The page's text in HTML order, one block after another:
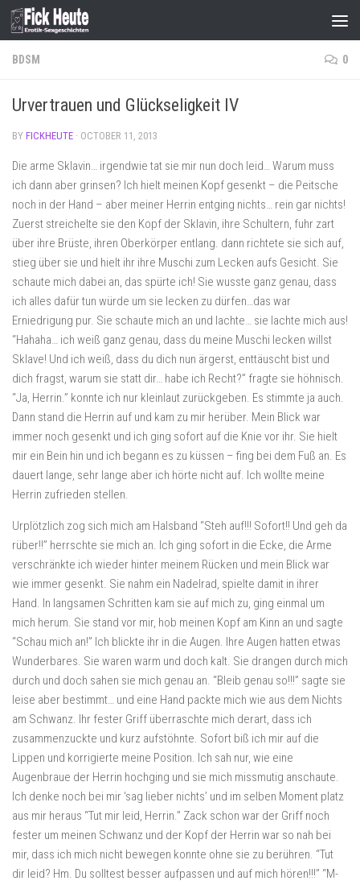
Skip to content
BDSM 0
Urvertrauen und Glückseligkeit IV
BY FICKHEUTE · OCTOBER 11, 2013
Die arme Sklavin… irgendwie tat sie mir nun doch leid… Warum muss
ich dann aber grinsen? Ich hielt meinen Kopf gesenkt – die Peitsche
noch in der Hand – aber meiner Herrin entging nichts… rein gar nichts!
Zuerst streichelte sie den Kopf der Sklavin, ihre Schultern, fuhr zart
über ihre Brüste, ihren Oberkörper entlang. dann richtete sie sich auf,
stieg über sie und hielt ihr ihre Muschi zum Lecken aufs Gesicht. Sie
schaute mich dabei an, das spürte ich! Sie wusste ganz genau, dass
ich alles dafür tun würde um sie lecken zu dürfen…das war
Erniedrigung pur. Sie schaute mich an und lachte… sie lachte mich aus!
“Hahaha… ich weiß ganz genau, dass du meine Muschi lecken willst
Sklave! Und ich weiß, dass du dich nun ärgerst, enttäuscht bist und
dich fragst, warum sie statt dir… habe ich Recht?” fragte sie höhnisch.
“Ja, Herrin.” konnte ich nur kleinlaut zurückgeben. Es stimmte ja auch.
Dann stand die Herrin auf und kam zu mir herüber. Mein Blick war
immer noch gesenkt und ich ging sofort auf die Knie vor ihr. Sie hielt
mir ein Bein hin und ich begann es zu küssen – fing bei dem Fuß an. Es
dauert lange, sehr lange aber ich hörte nicht auf. Ich wollte meine
Herrin zufrieden stellen.
Urplötzlich zog sich mich am Halsband “Steh auf!!! Sofort!! Und geh da
rüber!!” herrschte sie mich an. Ich ging sofort in die Ecke, die Arme
verschränkte ich wieder hinter meinem Rücken und mein Blick war
wie immer gesenkt. Sie nahm ein Nadelrad, spielte damit in ihrer
Hand. In langsamen Schritten kam sie auf mich zu, ging einmal um
mich herum. Sie stand vor mir, hob meinen Kopf am Kinn an und sagte
“Schau mich an!” Ich blickte ihr in die Augen. Ihre Augen hatten etwas
Wunderbares. Sie waren warm und doch kalt. Sie drangen durch mich
durch und doch sahen sie mich genau an. “Bleib genau so!!!” sagte sie
leise aber bestimmt… und eine Hand packte mich wie aus dem Nichts
am Schwanz. Ihr fester Griff überraschte mich derart, dass ich
zusammenzuckte und kurz aufstöhnte. Sofort biß ich mir auf die
Lippen und korrigierte meine Position. Ich sah nur, wie eine
Augenbraue der Herrin hochging und sie mich missmutig anschaute.
Ich denke noch bei mir ‘sag lieber nichts’ und im selben Moment platz
aus mir heraus “Tut mir leid, Herrin.” Zack schon war der Griff noch
fester um meinen Schwanz und der Kopf der Herrin war so nah bei
mir, dass ich mich nicht bewegen konnte ohne sie zu berühren. “Tut
dir leid? Hm. Du solltest besser aufpassen und auf mich hören!!!” “M-